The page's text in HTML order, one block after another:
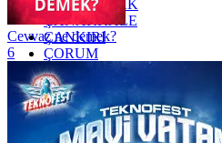
ZONGULDAK
ÇANAKKALE
ÇANKIRI
ÇORUM
İSTANBUL
İZMİR
ŞANLIURFA
ŞIRNAK
Cevvaz ne demek?
6